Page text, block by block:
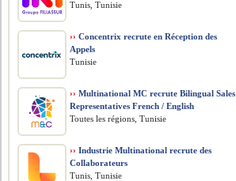
Tunis, Tunisie
›› Concentrix recrute en Réception des
Appels
Tunisie
›› Multinational MC recrute Bilingual Sales
Representatives French / English
Toutes les régions, Tunisie
›› Industrie Multinational recrute des
Collaborateurs
Tunis, Tunisie